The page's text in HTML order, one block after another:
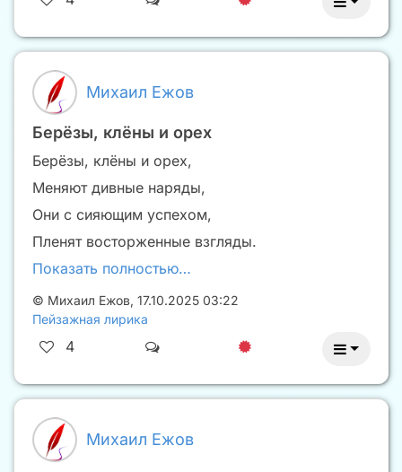
Михаил Ежов
Берёзы, клёны и орех
Берёзы, клёны и орех,
Меняют дивные наряды,
Они с сияющим успехом,
Пленят восторженные взгляды.
Показать полностью…
© Михаил Ежов, 17.10.2025 03:22
Пейзажная лирика
4
Михаил Ежов